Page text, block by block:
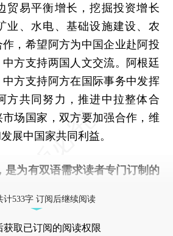
贸易平衡增长，挖掘投资增长
业、水电、基础设施建设、农
，希望阿方为中国企业赴阿投
方支持两国人文交流。阿根廷
方支持阿方在国际事务中发挥
方共同努力，推进中拉整体合
场国家，双方要加强合作，维
展中国家共同利益。
是为有双语需求读者专门订制的
计533字 订阅后继续阅读
获取已订阅的阅读权限